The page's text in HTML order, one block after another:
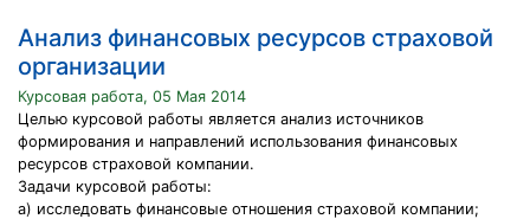
Анализ финансовых ресурсов страховой
организации
Курсовая работа, 05 Мая 2014
Целью курсовой работы является анализ источников
формирования и направлений использования финансовых
ресурсов страховой компании.
Задачи курсовой работы:
а) исследовать финансовые отношения страховой компании;